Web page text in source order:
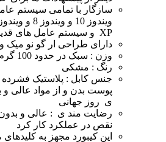
سازگار با تمامی سیستم
XP و سیستم عامل های قدیمی تر
دارای طراحی ار گو نو میک
وزن : سبک در حدود 100 گرم
رنگ : مشکی
جنس کابل : پلاستیک
پوست بدن و از مواد عالی و
ی روز جهانی
رضایت مند ی : عالی و
نقص در عملکرد کار کرد
این کیبورد مجهز به